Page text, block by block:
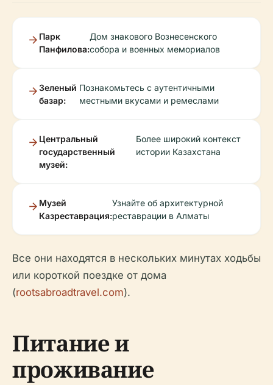
Парк
Панфилова:
Дом знакового Вознесенского
собора и военных мемориалов
Зеленый
базар:
Познакомьтесь с аутентичными
местными вкусами и ремеслами
Центральный
государственный
музей:
Более широкий контекст
истории Казахстана
Музей
Казреставрация:
Узнайте об архитектурной
реставрации в Алматы
Все они находятся в нескольких минутах ходьбы
или короткой поездке от дома
(rootsabroadtravel.com).
Питание и
проживание